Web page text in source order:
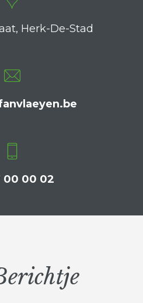
Herk-De-Stad
00 00 02